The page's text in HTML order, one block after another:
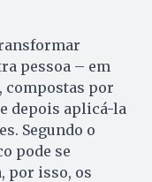
pessoa – em
compostas por
depois aplicá-la
Segundo o
pode se
por isso, os